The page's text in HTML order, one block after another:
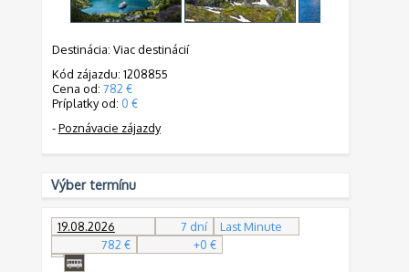
Destinácia: Viac destinácií
Kód zájazdu: 1208855
Cena od: 782 €
Príplatky od: 0 €
-Poznávacie zájazdy
Výber termínu
19.08.2026 7 dní
Last Minute
782 €
+0 €